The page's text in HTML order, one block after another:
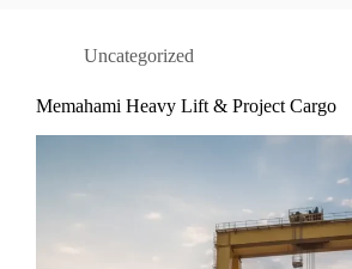
Uncategorized
Memahami Heavy Lift & Project Cargo